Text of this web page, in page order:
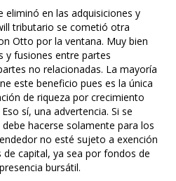
eliminó en las adquisiciones y
tributario se cometió otra
Otto por la ventana. Muy bien
y fusiones entre partes
no relacionadas. La mayoría
este beneficio pues es la única
de riqueza por crecimiento
sí, una advertencia. Si se
hacerse solamente para los
no esté sujeto a exención
capital, ya sea por fondos de
bursátil.